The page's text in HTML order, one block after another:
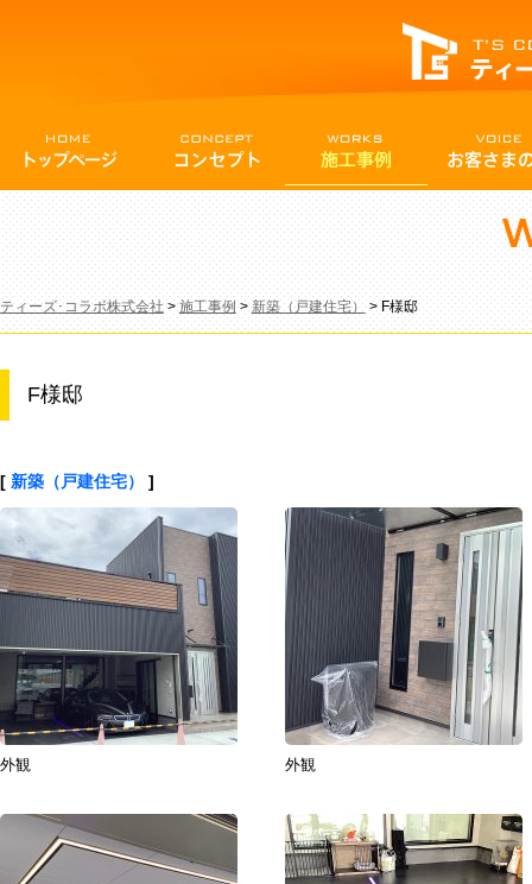
ティーズ･コラボ株式会社>施工事例 >新築（戸建住宅）>F様邸
F様邸
[ 新築（戸建住宅） ]
外観 外観